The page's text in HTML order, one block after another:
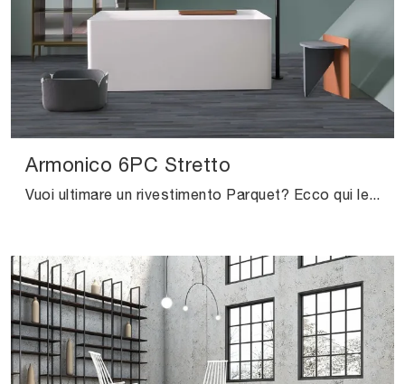
Armonico 6PC Stretto
Vuoi ultimare un rivestimento Parquet? Ecco qui le soluzioni Armonico 6PC Stretto della marca Salis: scopri di più!